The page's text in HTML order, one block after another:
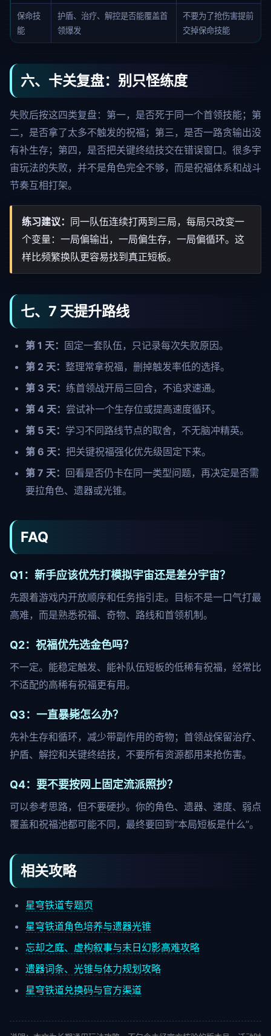
保命技
能
护盾、治疗、解控是否能覆盖首
领爆发
不要为了抢伤害提前
交掉保命技能
六、卡关复盘：别只怪练度
失败后按这四类复盘：第一，是否死于同一个首领技能；第
二，是否拿了太多不触发的祝福；第三，是否一路贪输出没
有补生存；第四，是否把关键终结技交在错误窗口。很多宇
宙玩法的失败，并不是角色完全不够，而是祝福体系和战斗
节奏互相打架。
练习建议： 同一队伍连续打两到三局，每局只改变一
个变量：一局偏输出，一局偏生存，一局偏循环。这
样比频繁换队更容易找到真正短板。
七、7 天提升路线
第 1 天： 固定一套队伍，只记录每次失败原因。
第 2 天： 整理常拿祝福，删掉触发率低的选择。
第 3 天： 练首领战开局三回合，不追求速通。
第 4 天： 尝试补一个生存位或提高速度循环。
第 5 天： 学习不同路线节点的取舍，不无脑冲精英。
第 6 天： 把关键祝福强化优先级固定下来。
第 7 天： 回看是否仍卡在同一类型问题，再决定是否需
要拉角色、遗器或光锥。
FAQ
Q1：新手应该优先打模拟宇宙还是差分宇宙？
先跟着游戏内开放顺序和任务指引走。目标不是一口气打最
高难，而是熟悉祝福、奇物、路线和首领机制。
Q2：祝福优先选金色吗？
不一定。能稳定触发、能补队伍短板的低稀有祝福，经常比
不适配的高稀有祝福更有用。
Q3：一直暴毙怎么办？
先补生存和循环，减少带副作用的奇物；首领战保留治疗、
护盾、解控和关键终结技，不要所有资源都用来抢伤害。
Q4：要不要按网上固定流派照抄？
可以参考思路，但不要硬抄。你的角色、遗器、速度、弱点
覆盖和祝福池都可能不同，最终要回到“本局短板是什么”。
相关攻略
星穹铁道专题页
星穹铁道角色培养与遗器光锥
忘却之庭、虚构叙事与末日幻影高难攻略
遗器词条、光锥与体力规划攻略
星穹铁道兑换码与官方渠道